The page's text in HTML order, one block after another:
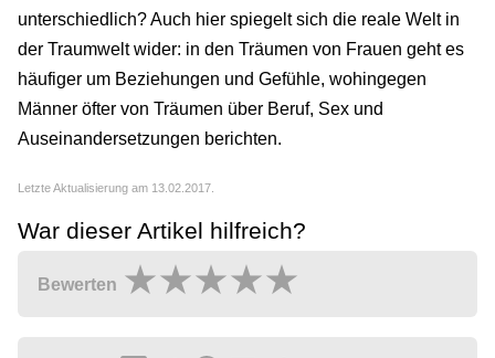
unterschiedlich? Auch hier spiegelt sich die reale Welt in
der Traumwelt wider: in den Träumen von Frauen geht es
häufiger um Beziehungen und Gefühle, wohingegen
Männer öfter von Träumen über Beruf, Sex und
Auseinandersetzungen berichten.
Letzte Aktualisierung am 13.02.2017.
War dieser Artikel hilfreich?
Bewerten